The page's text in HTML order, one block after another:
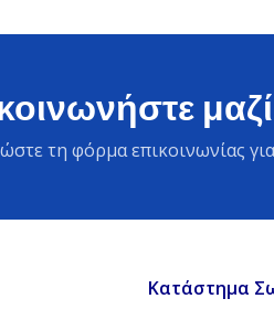
τη φόρμα επικοινωνίας
Κατάστημα